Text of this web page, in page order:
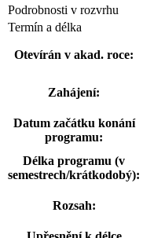
Podrobnosti v rozvrhu
Termín a délka
Otevírán v akad. roce:
Zahájení:
Datum začátku konání
programu:
Délka programu (v
semestrech/krátkodobý):
Rozsah: